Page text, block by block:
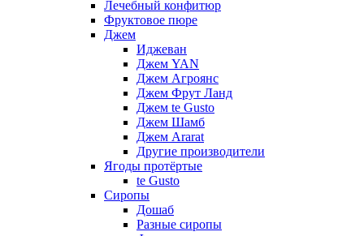
Лечебный конфитюр
Фруктовое пюре
Джем
Иджеван
Джем YAN
Джем Агроянс
Джем Фрут Ланд
Джем te Gusto
Джем Шамб
Джем Ararat
Другие производители
Ягоды протёртые
te Gusto
Сиропы
Дошаб
Разные сиропы